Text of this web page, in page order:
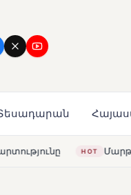
ու ԵՄ-ն